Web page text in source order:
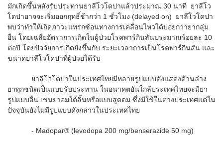
มักเกิดขึ้นหลังรับประทานยาลีโวโดปาแล้วประมาณ 30 นาที ยาลีโว
โดปาอาจจะเริ่มออกฤทธิ์ช้ากว่า 1 ชั่วโมง (delayed on) ยาลีโวโดปา
พบว่าทำให้เกิดภาวะแทรกซ้อนทางการเคลื่อนไหวได้บ่อยกว่ายากลุ่ม
อื่น โดยเฉลี่ยอัตราการเกิดในผู้ป่วยโรคพาร์กินสันประมาณร้อยละ 10
ต่อปี โดยปัจจัยการเกิดยังขึ้นกับ ระยะเวลาการเป็นโรคพาร์กินสัน และ
ขนาดยาลีโวโดปาที่ผู้ป่วยได้รับ
ยาลีโวโดปาในประเทศไทยมีหลายรูปแบบดังแสดงด้านล่าง
ยาทุกชนิดเป็นแบบรับประทาน ในอนาคตอันใกล้ประเทศไทยจะมียา
รูปแบบอื่น เช่นยาอมใต้ลิ้นหรือแบบสูดดม ซึ่งมีใช้ในต่างประเทศแต่ใน
ปัจจุบันยังไม่มีรูปแบบดังกล่าวในประเทศไทย
- Madopar® (levodopa 200 mg/benserazide 50 mg)